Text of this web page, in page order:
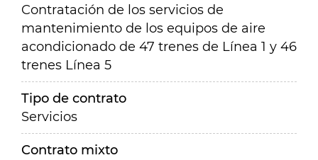
Contratación de los servicios de
mantenimiento de los equipos de aire
acondicionado de 47 trenes de Línea 1 y 46
trenes Línea 5
Tipo de contrato
Servicios
Contrato mixto